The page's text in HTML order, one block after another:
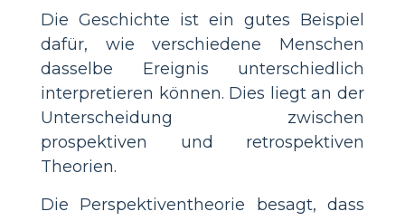
Die Geschichte ist ein gutes Beispiel
dafür, wie verschiedene Menschen
dasselbe Ereignis unterschiedlich
interpretieren können. Dies liegt an der
Unterscheidung zwischen
prospektiven und retrospektiven
Theorien.
Die Perspektiventheorie besagt, dass